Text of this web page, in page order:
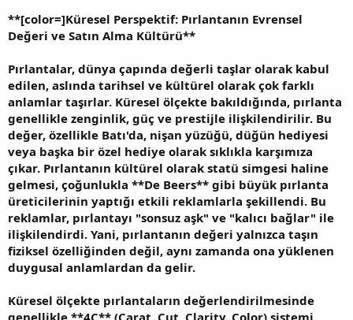
**[color=]Küresel Perspektif: Pırlantanın Evrensel
Değeri ve Satın Alma Kültürü**
Pırlantalar, dünya çapında değerli taşlar olarak kabul
edilen, aslında tarihsel ve kültürel olarak çok farklı
anlamlar taşırlar. Küresel ölçekte bakıldığında, pırlanta
genellikle zenginlik, güç ve prestijle ilişkilendirilir. Bu
değer, özellikle Batı'da, nişan yüzüğü, düğün hediyesi
veya başka bir özel hediye olarak sıklıkla karşımıza
çıkar. Pırlantanın kültürel olarak statü simgesi haline
gelmesi, çoğunlukla **De Beers** gibi büyük pırlanta
üreticilerinin yaptığı etkili reklamlarla şekillendi. Bu
reklamlar, pırlantayı "sonsuz aşk" ve "kalıcı bağlar" ile
ilişkilendirdi. Yani, pırlantanın değeri yalnızca taşın
fiziksel özelliğinden değil, aynı zamanda ona yüklenen
duygusal anlamlardan da gelir.
Küresel ölçekte pırlantaların değerlendirilmesinde
genellikle **4C** (Carat, Cut, Clarity, Color) sistemi